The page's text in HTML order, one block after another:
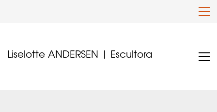
Liselotte ANDERSEN | Escultora